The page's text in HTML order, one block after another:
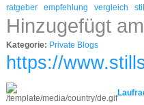
ratgeber empfehlung vergleich
Hinzugefügt
Kategorie: Private Blogs
https://